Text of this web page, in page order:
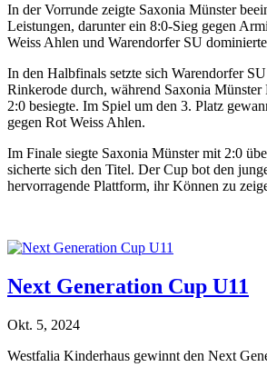
In der Vorrunde zeigte Saxonia Münster
Leistungen, darunter ein 8:0-Sieg gegen
Weiss Ahlen und Warendorfer SU
In den Halbfinals setzte sich Warendorfer
Rinkerode durch, während Saxonia
2:0 besiegte. Im Spiel um den 3. Platz
gegen Rot Weiss Ahlen.
Im Finale siegte Saxonia Münster mit 2:0
sicherte sich den Titel. Der Cup bot den
hervorragende Plattform, ihr Können zu
Next Generation Cup U11
Okt. 5, 2024
Westfalia Kinderhaus gewinnt den Next